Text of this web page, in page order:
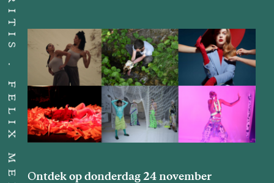
Ontdek op donderdag 24 november